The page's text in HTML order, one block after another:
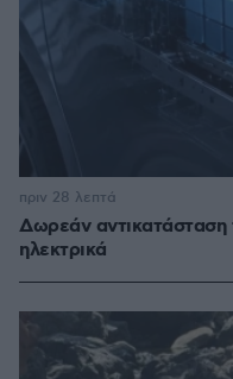
Δωρεάν αντικατάσταση
ηλεκτρικά
πριν 28 λεπτά